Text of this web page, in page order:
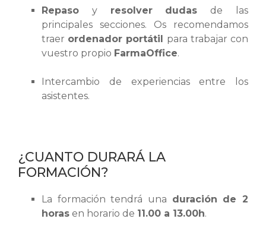
Repaso y resolver dudas de las
principales secciones. Os recomendamos
traer ordenador portátil
para trabajar con
vuestro propio FarmaOffice.
Intercambio de experiencias entre los
asistentes.
¿CUANTO DURARÁ LA
FORMACIÓN?
La formación tendrá una duración de 2
horas en horario de 11.00 a 13.00h.